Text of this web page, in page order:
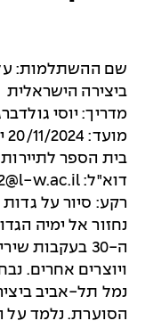
שם ההשתלמות: על
ביצירה הישראלית
מדריך: יוסי
מועד: 20/11/2024 יום ד
דוא"ל: w.ac.il
רקע: סיור על
נחזור אל ימיה
ה-30 בעקבות
ויוצרים אחרים.
נמל תל-אביב
הסוערת. נלמד על